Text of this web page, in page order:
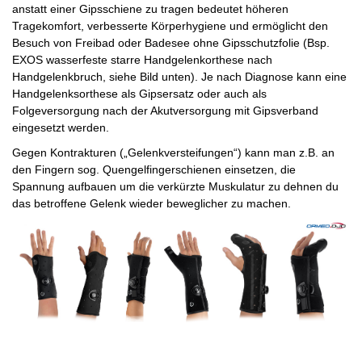
anstatt einer Gipsschiene zu tragen bedeutet höheren
Tragekomfort, verbesserte Körperhygiene und ermöglicht den
Besuch von Freibad oder Badesee ohne Gipsschutzfolie (Bsp.
EXOS wasserfeste starre Handgelenkorthese nach
Handgelenkbruch, siehe Bild unten). Je nach Diagnose kann eine
Handgelenksorthese als Gipsersatz oder auch als
Folgeversorgung nach der Akutversorgung mit Gipsverband
eingesetzt werden.
Gegen Kontrakturen („Gelenkversteifungen“) kann man z.B. an
den Fingern sog. Quengelfingerschienen einsetzen, die
Spannung aufbauen um die verkürzte Muskulatur zu dehnen du
das betroffene Gelenk wieder beweglicher zu machen.